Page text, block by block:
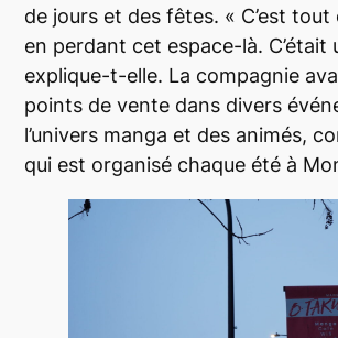
de jours et des fêtes. « C’est tout
en perdant cet espace-là. C’était
explique-t-elle. La compagnie
points de vente dans divers
l’univers manga et des animés,
qui est organisé chaque été à